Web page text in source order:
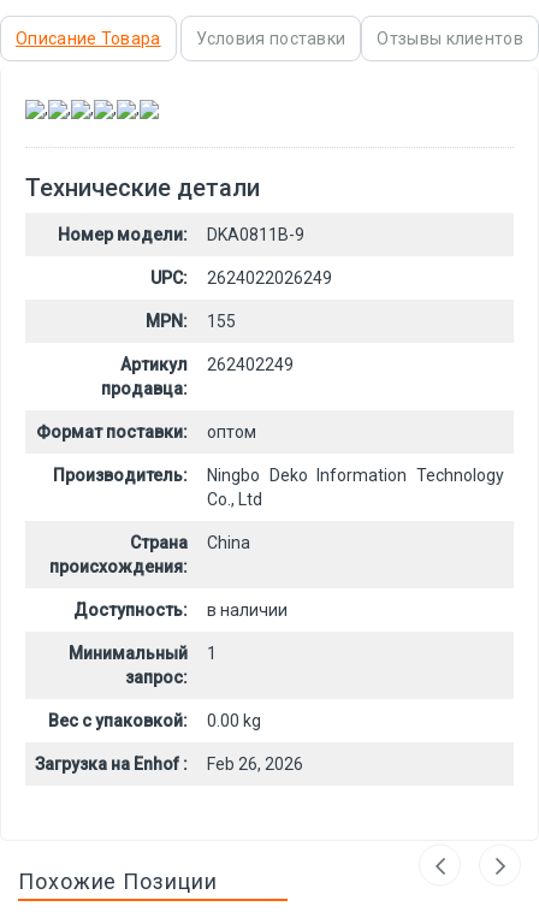
Описание Товара Условия поставки Отзывы клиентов
, , , , ,
Технические детали
Номер модели: DKA0811B-9
UPC: 2624022026249
MPN: 155
Артикул
продавца:
262402249
Формат поставки: оптом
Производитель:
Ningbo Deko Information Technology
Co., Ltd
Страна
происхождения:
China
Доступность: в наличии
Минимальный
запрос:
1
Вес с упаковкой: 0.00 kg
Загрузка на Enhof : Feb 26, 2026
Похожие Позиции